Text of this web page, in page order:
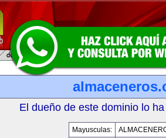
El dueño de este dominio lo
Mayusculas: